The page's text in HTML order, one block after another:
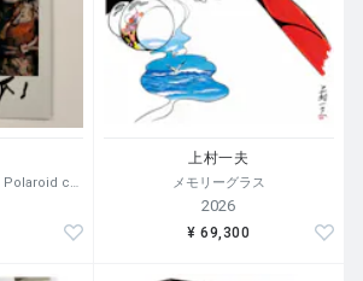
【荒木経惟/サイン入り】Polaroid collage
上村一夫
メモリーグラス
2026
¥ 69,300